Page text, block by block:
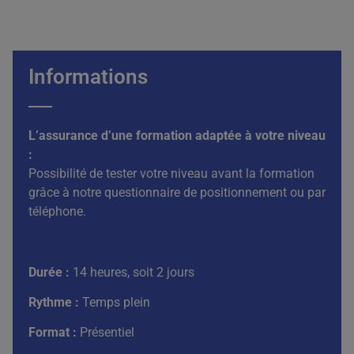
Informations
L’assurance d’une formation adaptée à votre niveau
:
Possibilité de tester votre niveau avant la formation
grâce à notre questionnaire de positionnement ou par
téléphone.
Durée : 14 heures, soit 2 jours
Rythme : Temps plein
Format : Présentiel